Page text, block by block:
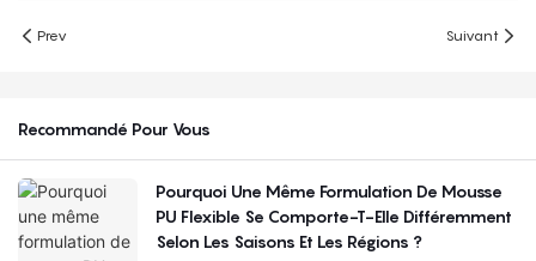
Prev Suivant
Recommandé Pour Vous
Pourquoi Une Même Formulation De Mousse
PU Flexible Se Comporte-T-Elle Différemment
Selon Les Saisons Et Les Régions ?